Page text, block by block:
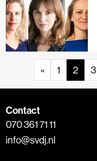
« 1 2 3
Contact
070 361 71 11
info@svdj.nl